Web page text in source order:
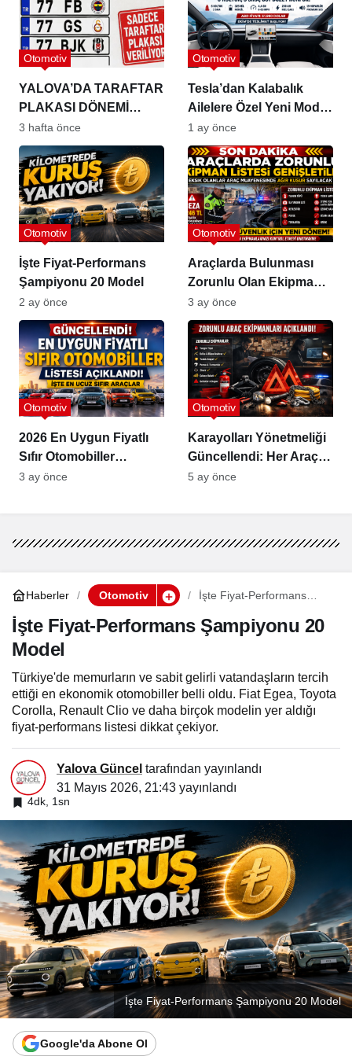
YALOVA’DA TARAFTAR
PLAKASI DÖNEMİ
BAŞLADI!
Otomotiv
3 hafta önce
Tesla’dan Kalabalık
Ailelere Özel Yeni Model
Y L Premium
Otomotiv
1 ay önce
İşte Fiyat-Performans
Şampiyonu 20 Model
Otomotiv
2 ay önce
Araçlarda Bulunması
Zorunlu Olan Ekipman
Listesi Genişletildi
Otomotiv
3 ay önce
2026 En Uygun Fiyatlı
Sıfır Otomobiller
Açıklandı
Otomotiv
3 ay önce
Karayolları Yönetmeliği
Güncellendi: Her Araçta
Bulunması Zorunlu
Otomotiv
5 ay önce
Haberler Otomotiv
İşte Fiyat-Performans
İşte Fiyat-Performans Şampiyonu 20
Model
Türkiye'de memurların ve sabit gelirli vatandaşların tercih
ettiği en ekonomik otomobiller belli oldu. Fiat Egea, Toyota
Corolla, Renault Clio ve daha birçok modelin yer aldığı
fiyat-performans listesi dikkat çekiyor.
Yalova Güncel tarafından yayınlandı
31 Mayıs 2026, 21:43 yayınlandı
4dk, 1sn
İşte Fiyat-Performans Şampiyonu 20 Model
Google'da Abone Ol